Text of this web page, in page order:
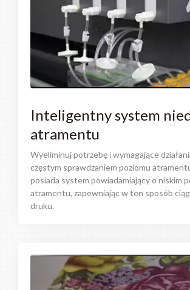
Inteligentny system
atramentu
Wyeliminuj potrzebę i wymagające
częstym sprawdzaniem poziomu
posiada system powiadamiający o niskim
atramentu, zapewniając w ten sposób
druku.